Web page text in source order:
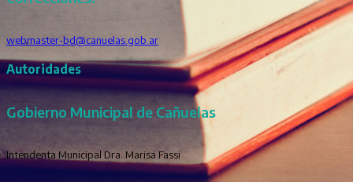
webmaster-bd@canuelas.gob.ar
Autoridades
Gobierno Municipal de Cañuelas
Intendenta Municipal Dra. Marisa Fassi